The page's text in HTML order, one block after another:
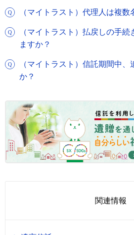
（マイトラスト）代理人は複数
（マイトラスト）払戻しの手
ますか？
（マイトラスト）信託期間中
か？
関連情報